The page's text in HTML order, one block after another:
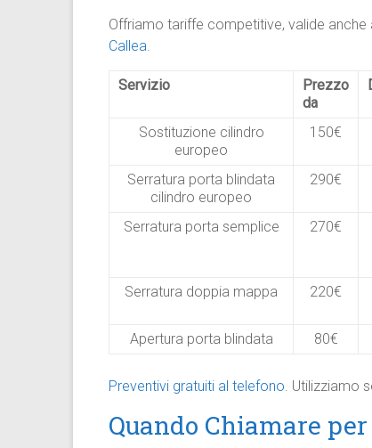
Offriamo tariffe competitive, valide
Callea.
Servizio
Prezzo
da
Sostituzione cilindro
europeo
150€
Serratura porta blindata
cilindro europeo
290€
Serratura porta semplice
270€
Serratura doppia mappa
220€
Apertura porta blindata
80€
Preventivi gratuiti al telefono. Utilizziamo
Quando Chiamare